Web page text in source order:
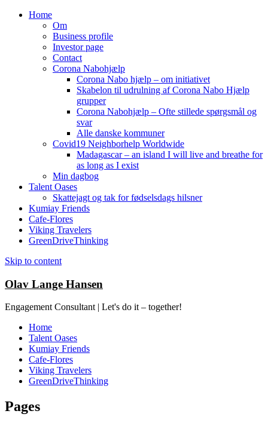
Home
Om
Business profile
Investor page
Contact
Corona Nabohjælp
Corona Nabo hjælp – om initiativet
Skabelon til udrulning af Corona Nabo Hjælp
grupper
Corona Nabohjælp – Ofte stillede spørgsmål og
svar
Alle danske kommuner
Covid19 Neighborhelp Worldwide
Madagascar – an island I will live and breathe for
as long as I exist
Min dagbog
Talent Oases
Skattejagt og tak for fødselsdags hilsner
Kumiay Friends
Cafe-Flores
Viking Travelers
GreenDriveThinking
Skip to content
Olav Lange Hansen
Engagement Consultant | Let's do it – together!
Home
Talent Oases
Kumiay Friends
Cafe-Flores
Viking Travelers
GreenDriveThinking
Pages